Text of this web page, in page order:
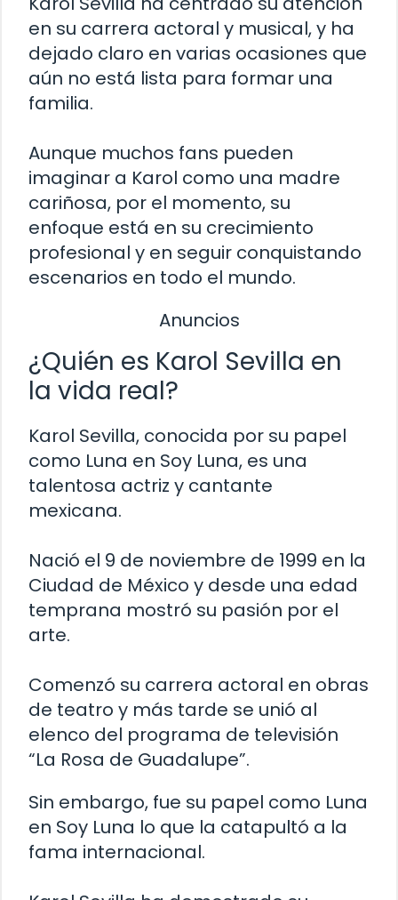
en su carrera actoral y musical, y ha
dejado claro en varias ocasiones que
aún no está lista para formar una
familia.
Aunque muchos fans pueden
imaginar a Karol como una madre
cariñosa, por el momento, su
enfoque está en su crecimiento
profesional y en seguir conquistando
escenarios en todo el mundo.
Anuncios
¿Quién es Karol Sevilla en
la vida real?
Karol Sevilla, conocida por su papel
como Luna en Soy Luna, es una
talentosa actriz y cantante
mexicana.
Nació el 9 de noviembre de 1999 en la
Ciudad de México y desde una edad
temprana mostró su pasión por el
arte.
Comenzó su carrera actoral en obras
de teatro y más tarde se unió al
elenco del programa de televisión
“La Rosa de Guadalupe”.
Sin embargo, fue su papel como Luna
en Soy Luna lo que la catapultó a la
fama internacional.